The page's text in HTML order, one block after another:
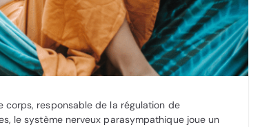
corps, responsable de la régulation de
le système nerveux parasympathique joue un